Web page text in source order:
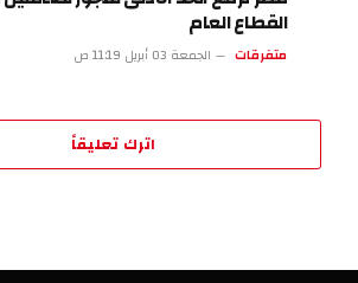
القطاع العام
الجمعة 03 أبريل 11:19 ص
اترك تعليقاً